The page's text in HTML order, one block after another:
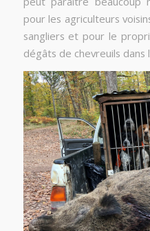
pour les agriculteurs
sangliers et pour le
dégâts de chevreuils dans